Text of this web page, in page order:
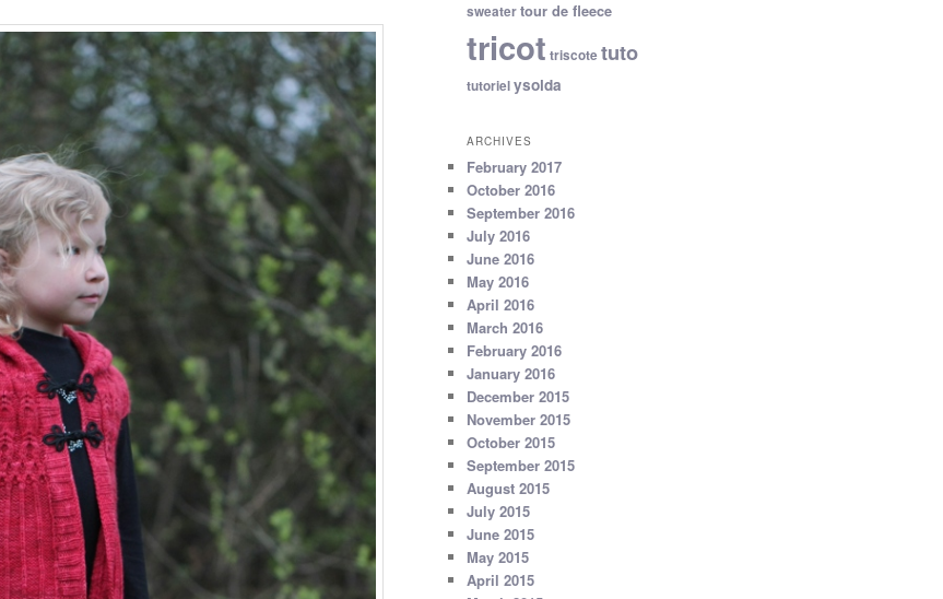
sweatertour de fleece
tricot triscote tuto
tutorielysolda
ARCHIVES
February 2017
October 2016
September 2016
July 2016
June 2016
May 2016
April 2016
March 2016
February 2016
January 2016
December 2015
November 2015
October 2015
September 2015
August 2015
July 2015
June 2015
May 2015
April 2015